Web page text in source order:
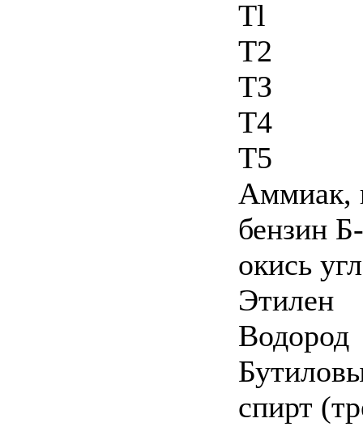
Tl
Т2
ТЗ
Т4
Т5
Аммиак,
бензин
окись
Этилен
Водород
спирт